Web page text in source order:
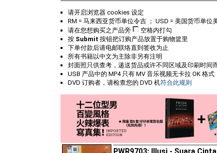
请开启浏览器 cookies 设定
RM = 马来西亚货币单位令吉 ； USD = 美国货币单位
请在您想购买之产品旁
空格内打勾
按 Submit 按钮把订购产品放置于购物篮里
下单付款后请电邮联络直到签收为止
所有书籍以中文为主除非另有注明
封面照只供查考，递送货品或许不同区域及印刷时间
USB 产品中的 MP4 只有 MV 音乐视频无卡拉 OK 格式
DVD 订购者，请检查您的 DVD 机符合此规则